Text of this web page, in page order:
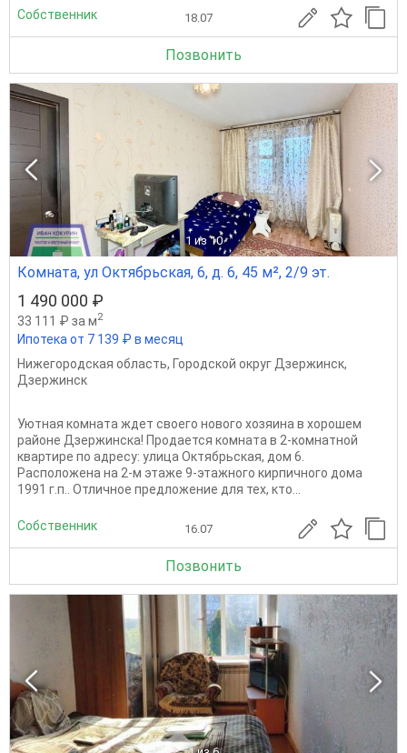
Собственник 18.07
Позвонить
1 из 10
Комната, ул Октябрьская, 6, д. 6, 45 м², 2/9 эт.
1 490 000 ₽
33 111 ₽ за м2
Ипотека от 7 139 ₽ в месяц
Нижегородская область, Городской округ Дзержинск,
Дзержинск
Уютная комната ждет своего нового хозяина в хорошем
районе Дзержинска! Продается комната в 2-комнатной
квартире по адресу: улица Октябрьская, дом 6.
Расположена на 2-м этаже 9-этажного кирпичного дома
1991 г.п.. Отличное предложение для тех, кто...
Собственник 16.07
Позвонить